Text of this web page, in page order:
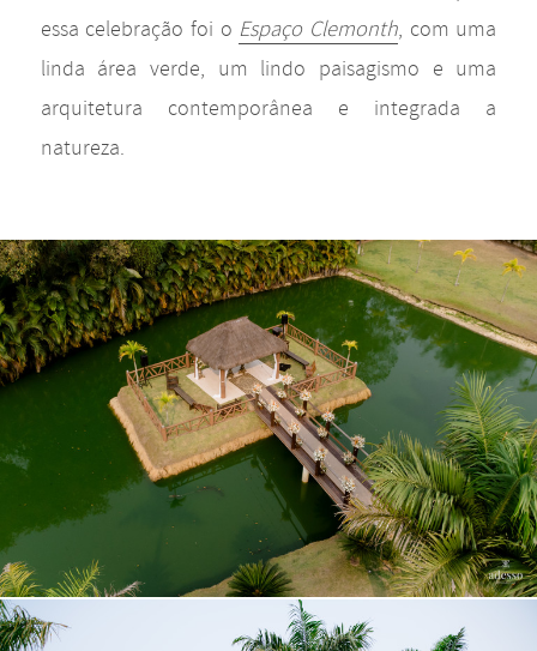
essa celebração foi o Espaço Clemonth, com uma
linda área verde, um lindo paisagismo e uma
arquitetura contemporânea e integrada a
natureza.